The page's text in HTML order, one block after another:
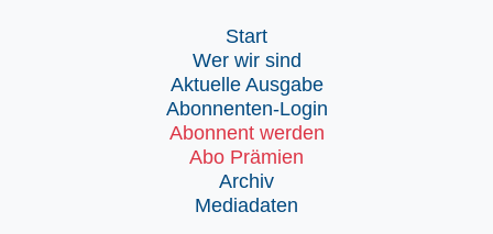
Start
Wer wir sind
Aktuelle Ausgabe
Abonnenten-Login
Abonnent werden
Abo Prämien
Archiv
Mediadaten